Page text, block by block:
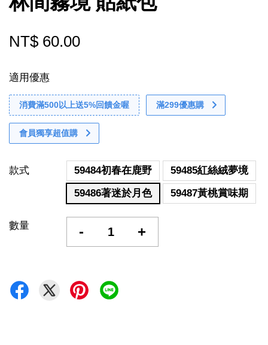
NT$ 60.00
適用優惠
消費滿500以上送5%回饋金喔 滿299優惠購
會員獨享超值購
款式 59484初春在鹿野
59485紅絲絨夢境
59486著迷於月色
59487黃桃賞味期
數量 - +